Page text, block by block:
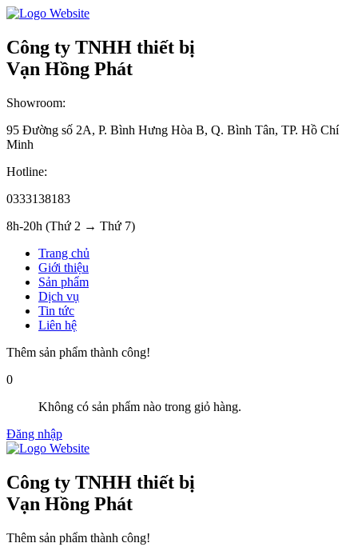
Công ty TNHH thiết bị
Vạn Hồng Phát
Showroom:
95 Đường số 2A, P. Bình Hưng Hòa B, Q. Bình Tân, TP. Hồ Chí
Minh
Hotline:
0333138183
8h-20h (Thứ 2 → Thứ 7)
Trang chủ
Giới thiệu
Sản phẩm
Dịch vụ
Tin tức
Liên hệ
Thêm sản phẩm thành công!
0
Không có sản phẩm nào trong giỏ hàng.
Đăng nhập
Công ty TNHH thiết bị
Vạn Hồng Phát
Thêm sản phẩm thành công!